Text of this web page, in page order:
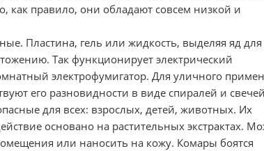
правило, они обладают совсем низкой и
Пластина, гель или жидкость, выделяя яд для
Так функционирует электрический
электрофумигатор. Для уличного
его разновидности в виде спиралей и
для всех: взрослых, детей, животных. Их
основано на растительных экстрактах.
или наносить на кожу. Комары боятся